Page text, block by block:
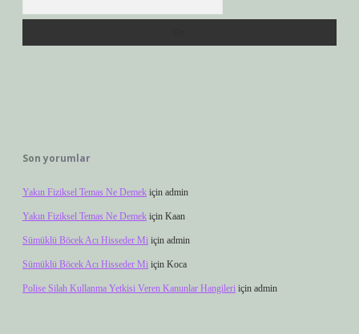
Son yorumlar
Yakın Fiziksel Temas Ne Demek için admin
Yakın Fiziksel Temas Ne Demek için Kaan
Sümüklü Böcek Acı Hisseder Mi için admin
Sümüklü Böcek Acı Hisseder Mi için Koca
Polise Silah Kullanma Yetkisi Veren Kanunlar Hangileri için admin